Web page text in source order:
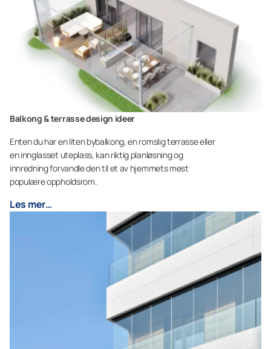
Balkong & terrasse design ideer
Enten du har en liten bybalkong, en romslig terrasse eller
en innglasset uteplass, kan riktig planløsning og
innredning forvandle den til et av hjemmets mest
populære oppholdsrom.
Les mer…